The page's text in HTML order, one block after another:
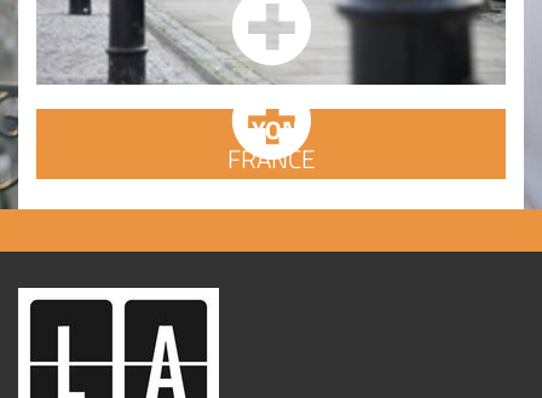
LYON
FRANCE